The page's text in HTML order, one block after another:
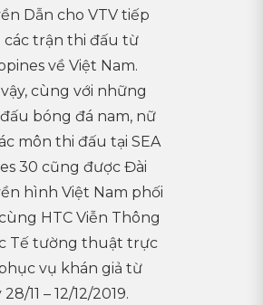
Dẫn cho VTV tiếp
các trận thi đấu từ
về Việt Nam.
cùng với những
bóng đá nam, nữ
môn thi đấu tại SEA
30 cũng được Đài
hình Việt Nam phối
HTC Viễn Thông
Tế tường thuật trực
vụ khán giả từ
11 – 12/12/2019.